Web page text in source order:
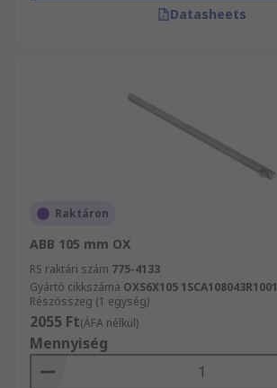
Datasheets
Raktáron
ABB 105 mm OX
RS raktári szám 775-4133
Gyártó cikkszáma OXS6X105 1SCA108043R1001
Részösszeg (1 egység)
2055 Ft(ÁFA nélkül)
Mennyiség